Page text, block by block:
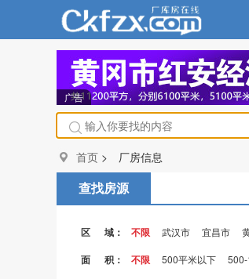
广告
首页 > 厂房信息
查找房源
区 域： 不限 武汉市 宜昌市
面 积： 不限 500平米以下